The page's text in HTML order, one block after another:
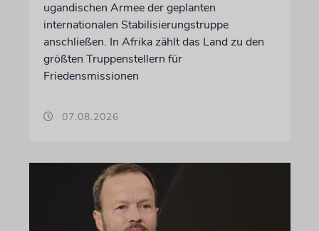
ugandischen Armee der geplanten
internationalen Stabilisierungstruppe
anschließen. In Afrika zählt das Land zu den
größten Truppenstellern für
Friedensmissionen
07.08.2026